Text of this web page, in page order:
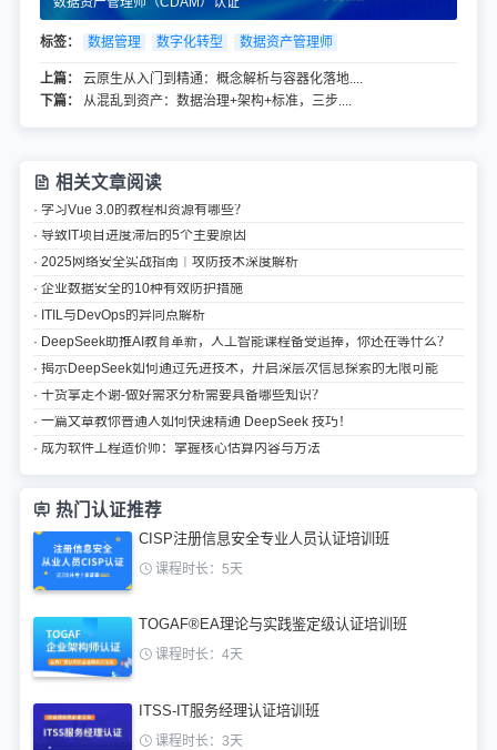
标签： 数据管理 数字化转型 数据资产管理师
上篇：
云原生从入门到精通：概念解析与容器化落地....
下篇：
从混乱到资产：数据治理+架构+标准，三步....
相关文章阅读
· 学习Vue 3.0的教程和资源有哪些？
· 导致IT项目进度滞后的5个主要原因
· 2025网络安全实战指南｜攻防技术深度解析
· 企业数据安全的10种有效防护措施
· ITIL与DevOps的异同点解析
· DeepSeek助推AI教育革新，人工智能课程备受追捧，你还在等什么？
· 揭示DeepSeek如何通过先进技术，开启深层次信息探索的无限可能
· 干货拿走不谢-做好需求分析需要具备哪些知识？
· 一篇文章教你普通人如何快速精通 DeepSeek 技巧！
· 成为软件工程造价师：掌握核心估算内容与方法
热门认证推荐
CISP注册信息安全专业人员认证培训班
课程时长：5天
TOGAF®EA理论与实践鉴定级认证培训班
课程时长：4天
ITSS-IT服务经理认证培训班
课程时长：3天